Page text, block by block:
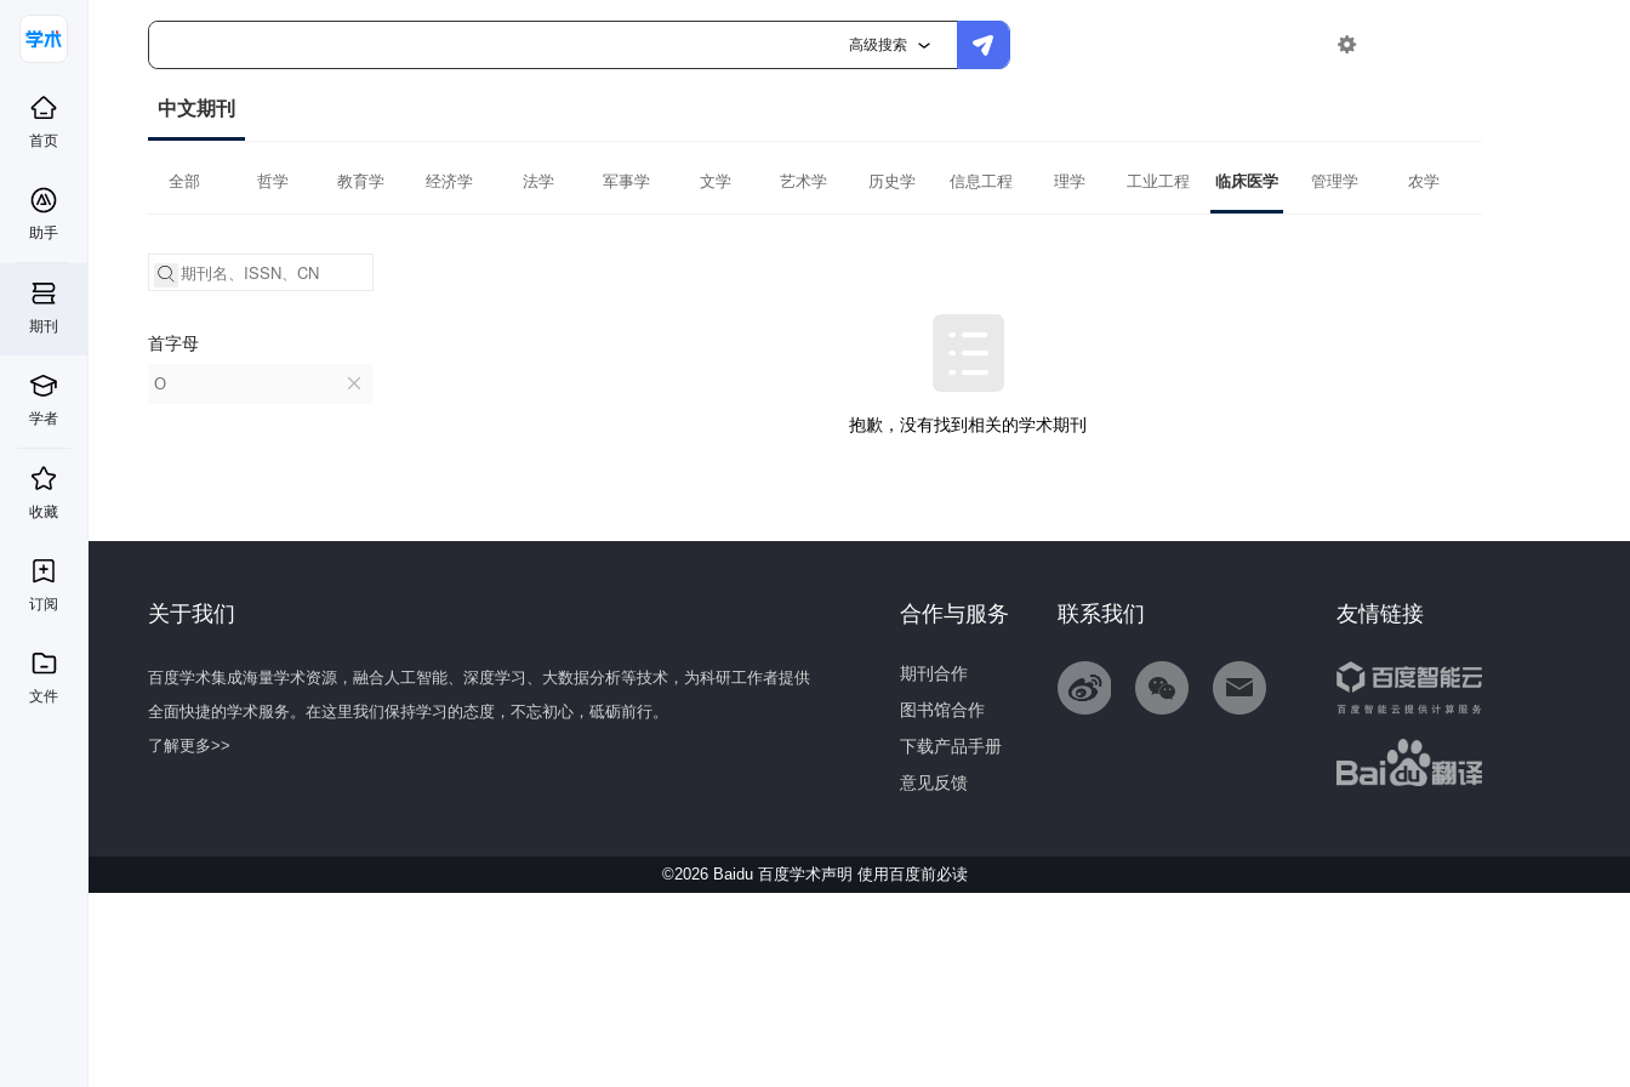
高级搜索 
首页
助手
期刊
学者
收藏
订阅
文件
中文期刊
全部 哲学 教育学 经济学 法学 军事学 文学 艺术学 历史学 信息工程 理学 工业工程 临床医学 管理学 农学
首字母
O
抱歉，没有找到相关的学术期刊
关于我们
百度学术集成海量学术资源，融合人工智能、深度学习、大数据分析等技术，为科研工作者提供
全面快捷的学术服务。在这里我们保持学习的态度，不忘初心，砥砺前行。
了解更多>>
友情链接
联系我们
合作与服务
期刊合作
图书馆合作
下载产品手册
意见反馈
©2026 Baidu 百度学术声明 使用百度前必读